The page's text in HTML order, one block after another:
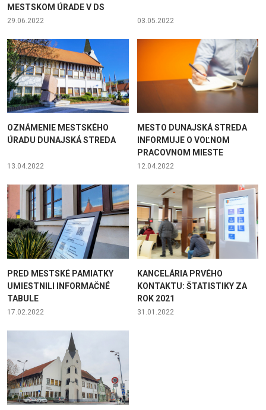
MESTSKOM ÚRADE V DS
29.06.2022 03.05.2022
OZNÁMENIE MESTSKÉHO
ÚRADU DUNAJSKÁ STREDA
13.04.2022
MESTO DUNAJSKÁ STREDA
INFORMUJE O VOĽNOM
PRACOVNOM MIESTE
12.04.2022
PRED MESTSKÉ PAMIATKY
UMIESTNILI INFORMAČNÉ
TABULE
17.02.2022
KANCELÁRIA PRVÉHO
KONTAKTU: ŠTATISTIKY ZA
ROK 2021
31.01.2022